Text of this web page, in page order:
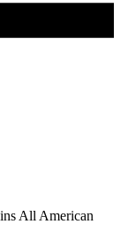
All American